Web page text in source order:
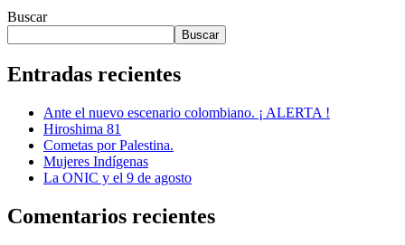
Buscar
Buscar
Entradas recientes
Ante el nuevo escenario colombiano. ¡ ALERTA !
Hiroshima 81
Cometas por Palestina.
Mujeres Indígenas
La ONIC y el 9 de agosto
Comentarios recientes